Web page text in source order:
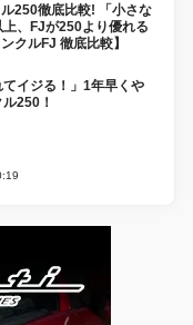
250徹底比較! 「小さな
、FJが250より優れる
クルFJ 徹底比較】
てイジる！」1年早くや
250！